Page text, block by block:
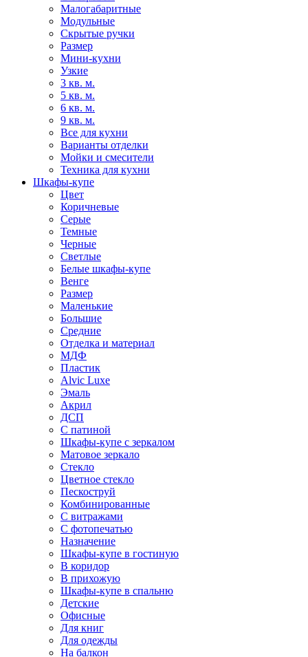
Малогабаритные
Модульные
Скрытые ручки
Размер
Мини-кухни
Узкие
3 кв. м.
5 кв. м.
6 кв. м.
9 кв. м.
Все для кухни
Варианты отделки
Мойки и смесители
Техника для кухни
Шкафы-купе
Цвет
Коричневые
Серые
Темные
Черные
Светлые
Белые шкафы-купе
Венге
Размер
Маленькие
Большие
Средние
Отделка и материал
МДФ
Пластик
Alvic Luxe
Эмаль
Акрил
ДСП
С патиной
Шкафы-купе с зеркалом
Матовое зеркало
Стекло
Цветное стекло
Пескоструй
Комбинированные
С витражами
С фотопечатью
Назначение
Шкафы-купе в гостиную
В коридор
В прихожую
Шкафы-купе в спальню
Детские
Офисные
Для книг
Для одежды
На балкон